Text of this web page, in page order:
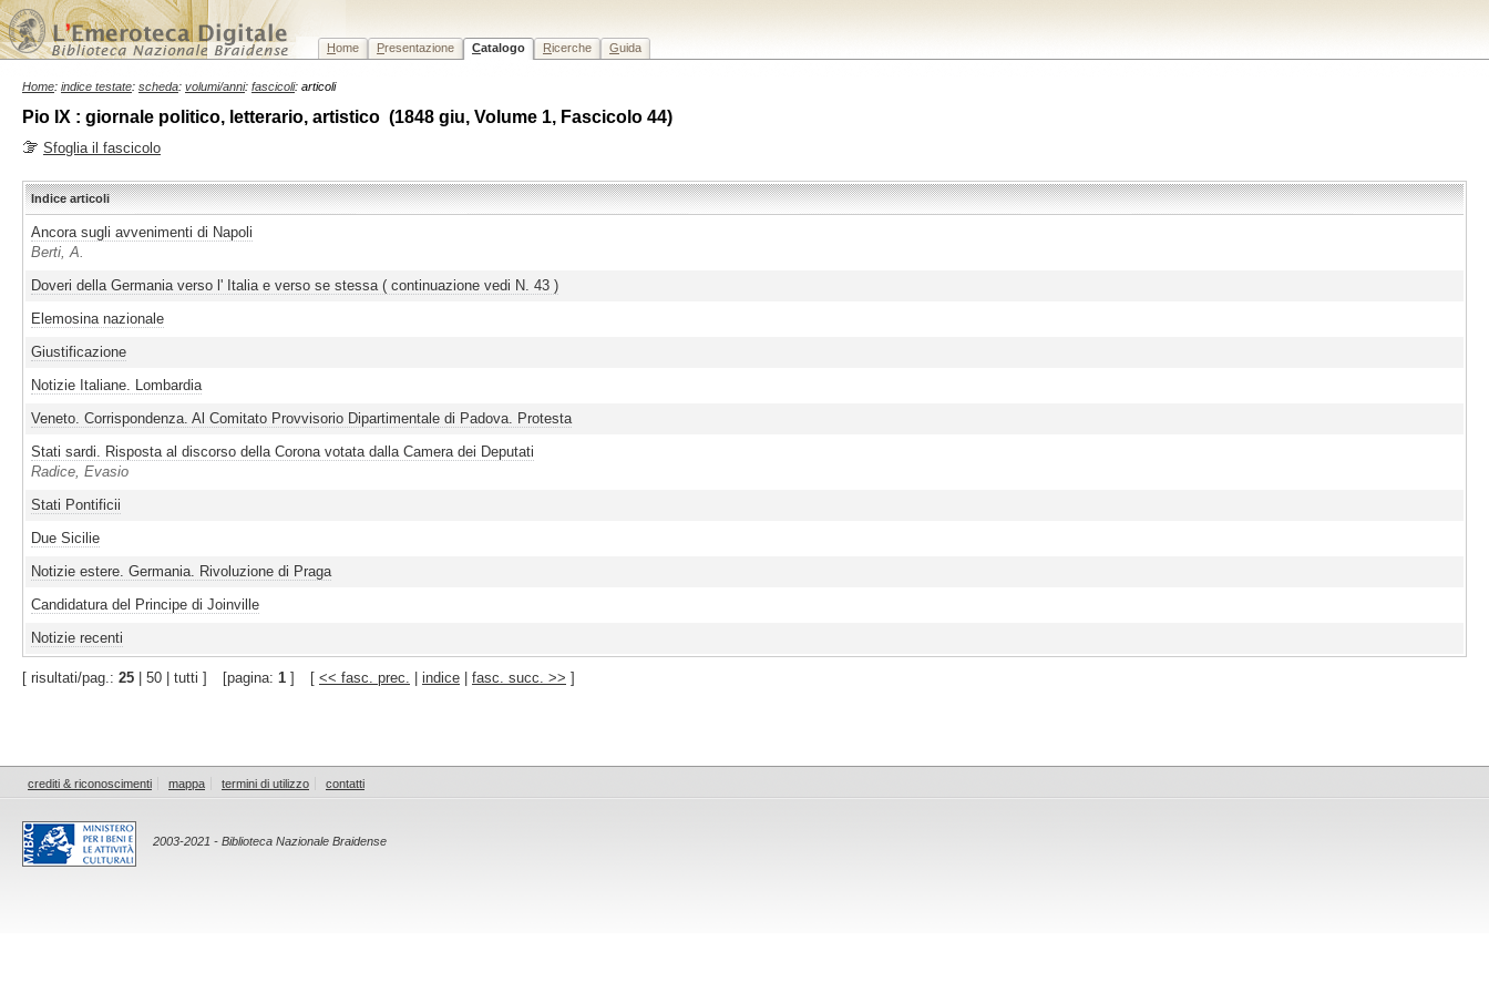
Home Presentazione Catalogo Ricerche Guida
Home: indice testate: scheda: volumi/anni: fascicoli: articoli
Pio IX : giornale politico, letterario, artistico (1848 giu, Volume 1, Fascicolo 44)
Sfoglia il fascicolo
Indice articoli
Ancora sugli avvenimenti di Napoli
Berti, A.
Doveri della Germania verso l' Italia e verso se stessa ( continuazione vedi N. 43 )
Elemosina nazionale
Giustificazione
Notizie Italiane. Lombardia
Veneto. Corrispondenza. Al Comitato Provvisorio Dipartimentale di Padova. Protesta
Stati sardi. Risposta al discorso della Corona votata dalla Camera dei Deputati
Radice, Evasio
Stati Pontificii
Due Sicilie
Notizie estere. Germania. Rivoluzione di Praga
Candidatura del Principe di Joinville
Notizie recenti
[ risultati/pag.: 25 | 50 | tutti ] [pagina: 1 ] [ << fasc. prec. indice fasc. succ. >> ]
crediti & riconoscimenti mappa termini di utilizzo contatti
2003-2021 - Biblioteca Nazionale Braidense